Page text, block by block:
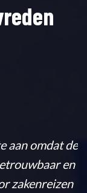
aan omdat de
en
zakenreizen